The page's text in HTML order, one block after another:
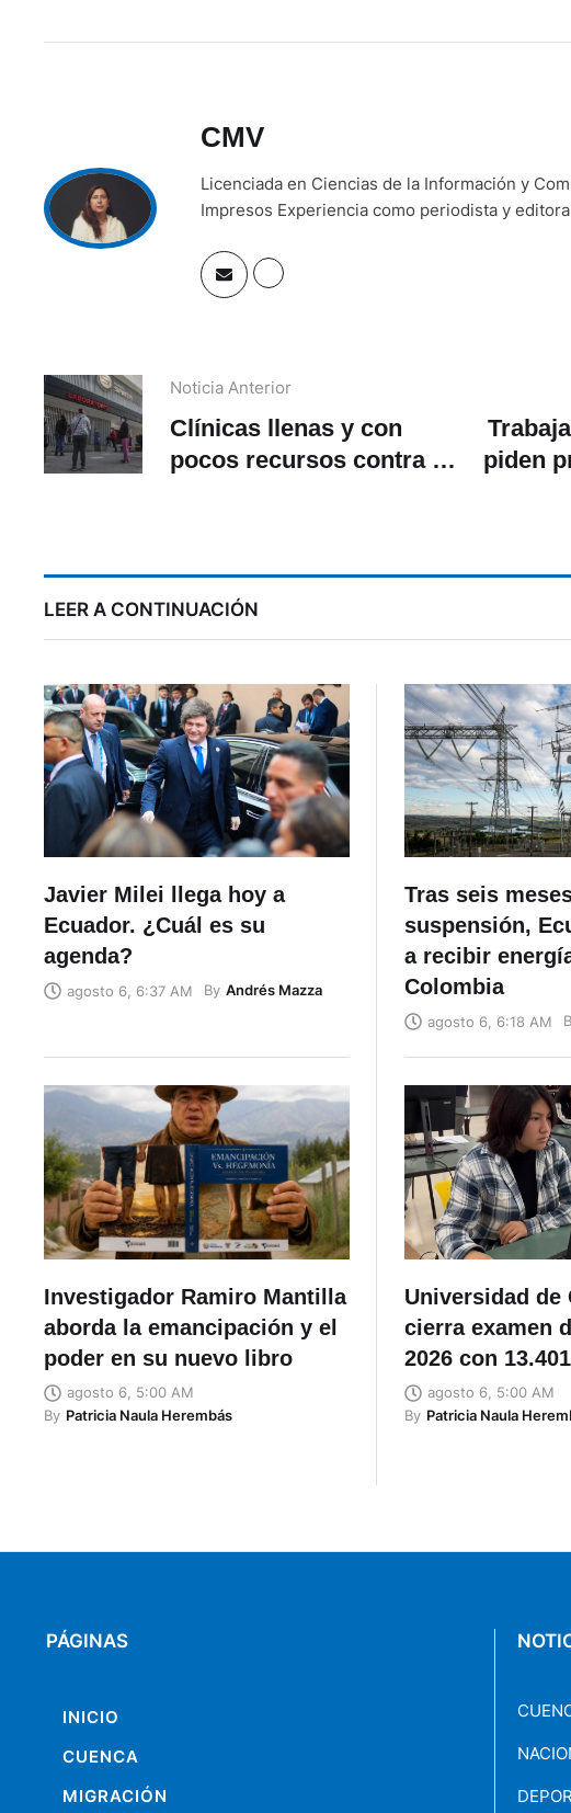
CMV
Licenciada en Ciencias de la Información y
Impresos Experiencia como periodista y
Noticia Anterior
Clínicas llenas y con
pocos recursos contra el
piden
LEER A CONTINUACIÓN
Javier Milei llega hoy a
Ecuador. ¿Cuál es su
agenda?
agosto 6, 6:37 AM By Andrés Mazza
Tras seis
suspensión,
a recibir
Colombia
agosto 6, 6:18 AM
Investigador Ramiro Mantilla
aborda la emancipación y el
poder en su nuevo libro
agosto 6, 5:00 AM
By Patricia Naula Herembás
Universidad de
cierra examen
2026 con
agosto 6, 5:00 AM
By Patricia Naula
PÁGINAS
INICIO
CUENCA
MIGRACIÓN